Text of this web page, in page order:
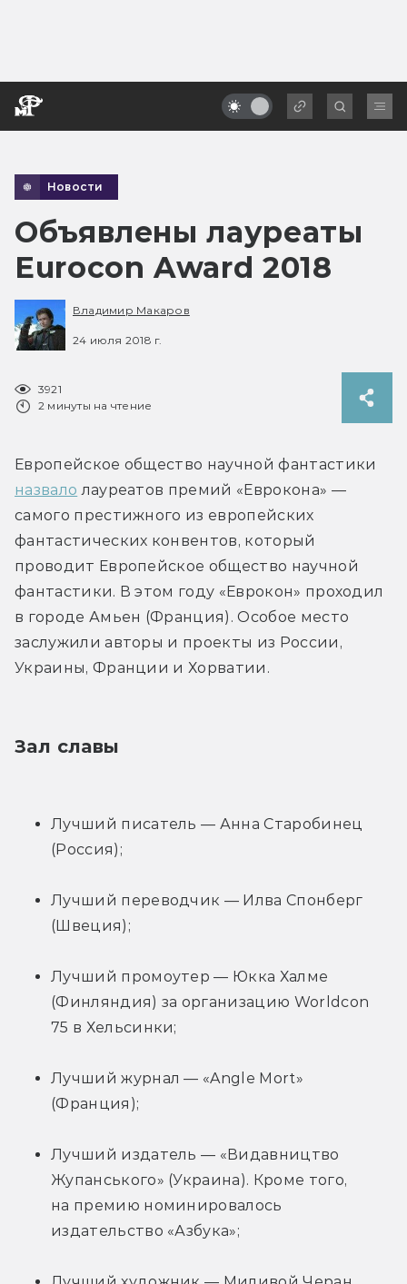
Новости
Объявлены лауреаты
Eurocon Award 2018
Владимир Макаров
24 июля 2018 г.
3921
2 минуты на чтение
назвало лауреатов премий «Еврокона» —
самого престижного из европейских
фантастических конвентов, который
проводит Европейское общество научной
фантастики. В этом году «Еврокон» проходил
в городе Амьен (Франция). Особое место
заслужили авторы и проекты из России,
Украины, Франции и Хорватии.
Зал славы
Лучший писатель — Анна Старобинец
(Россия);
Лучший переводчик — Илва Спонберг
(Швеция);
Лучший промоутер — Юкка Халме
(Финляндия) за организацию Worldcon
75 в Хельсинки;
Лучший журнал — «Angle Mort»
(Франция);
Лучший издатель — «Видавництво
Жупанського» (Украина). Кроме того,
на премию номинировалось
издательство «Азбука»;